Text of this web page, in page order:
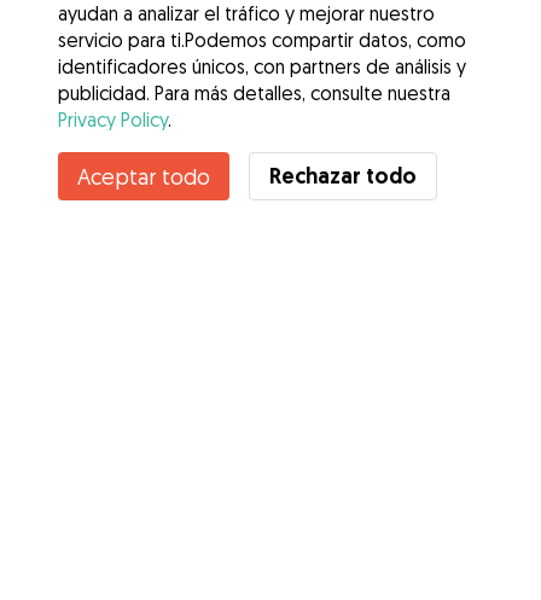
ayudan a analizar el tráfico y mejorar nuestro
servicio para ti.Podemos compartir datos, como
identificadores únicos, con partners de análisis y
publicidad. Para más detalles, consulte nuestra
Privacy Policy.
Aceptar todo Rechazar todo